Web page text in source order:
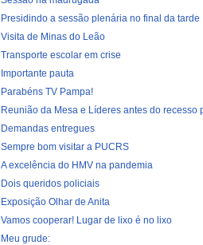
Presidindo a sessão plenária no final da tarde
Visita de Minas do Leão
Transporte escolar em crise
Importante pauta
Parabéns TV Pampa!
Reunião da Mesa e Líderes antes do recesso
Demandas entregues
Sempre bom visitar a PUCRS
A excelência do HMV na pandemia
Dois queridos policiais
Exposição Olhar de Anita
Vamos cooperar! Lugar de lixo é no lixo
Meu grude: